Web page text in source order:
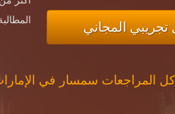
المطالبة
تجريبي المجاني
كل المراجعات سمسار في